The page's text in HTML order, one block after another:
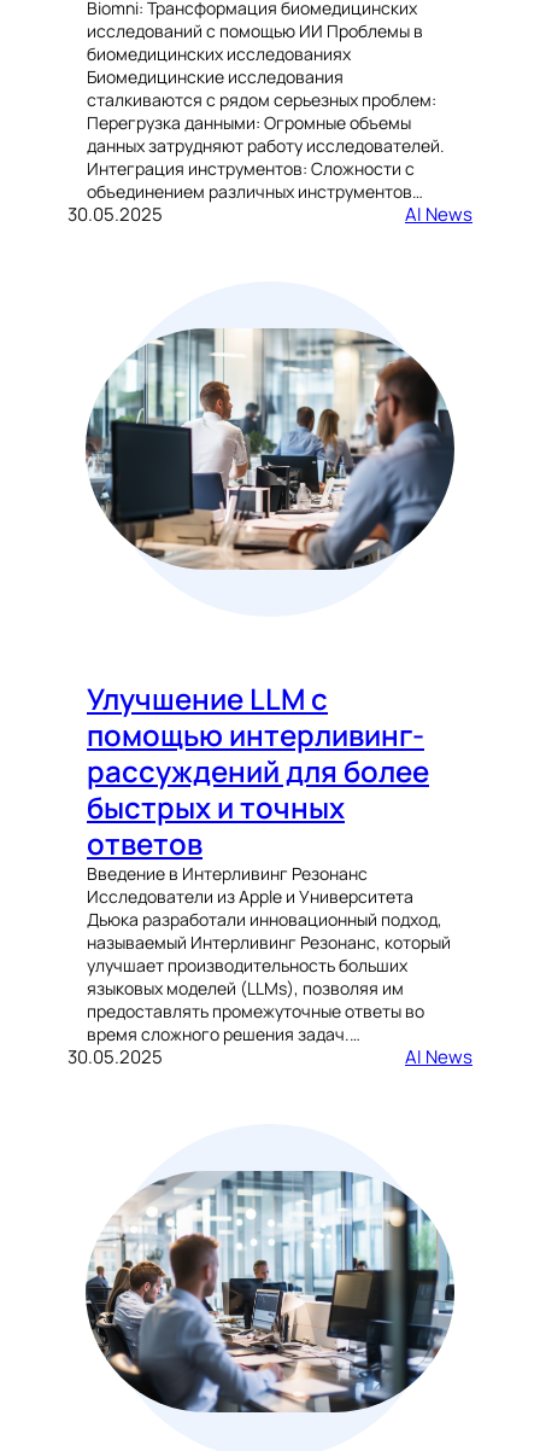
Biomni: Трансформация биомедицинских
исследований с помощью ИИ Проблемы в
биомедицинских исследованиях
Биомедицинские исследования
сталкиваются с рядом серьезных проблем:
Перегрузка данными: Огромные объемы
данных затрудняют работу исследователей.
Интеграция инструментов: Сложности с
объединением различных инструментов…
30.05.2025 AI News
Улучшение LLM с
помощью интерливинг-
рассуждений для более
быстрых и точных
ответов
Введение в Интерливинг Резонанс
Исследователи из Apple и Университета
Дьюка разработали инновационный подход,
называемый Интерливинг Резонанс, который
улучшает производительность больших
языковых моделей (LLMs), позволяя им
предоставлять промежуточные ответы во
время сложного решения задач.…
30.05.2025 AI News